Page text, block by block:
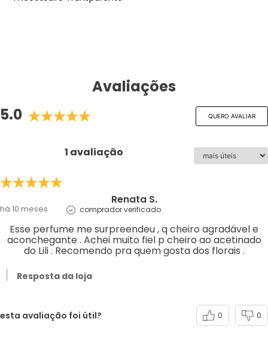
Avaliações
5.0
QUERO AVALIAR
1 avaliação
Renata S.
há 10 meses comprador verificado
Esse perfume me surpreendeu , q cheiro agradável e
aconchegante . Achei muito fiel p cheiro ao acetinado
do Lili . Recomendo pra quem gosta dos florais .
Resposta da loja
esta avaliação foi útil? 0 0